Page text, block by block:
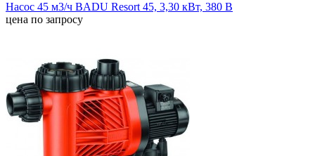
Насос 45 м3/ч BADU Resort 45, 3,30 кВт, 380 В
цена по запросу